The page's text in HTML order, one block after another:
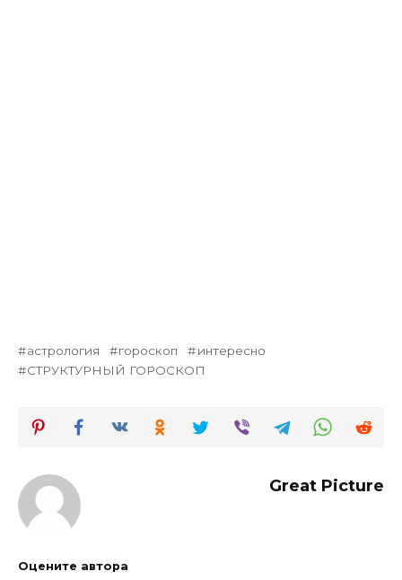
астрология гороскоп
интересно
СТРУКТУРНЫЙ ГОРОСКОП
Great Picture
Оцените автора